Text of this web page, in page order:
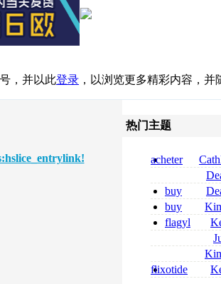
，并以此登录 ，以浏览更多精彩内容，
热门主题
acheter
dapsone site
tizanidine
sans
buy
pregabalin
pregabalin
buy
zolpidem usa
flagyl
online
roxithromycin
sécurité
nolvadex
flixotide